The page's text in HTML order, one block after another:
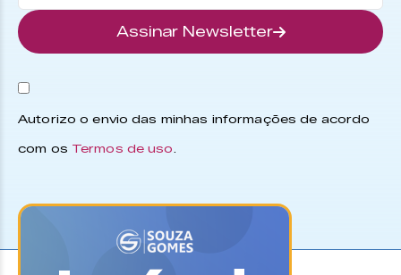
Assinar Newsletter
Autorizo o envio das minhas informações de acordo
com os Termos de uso.